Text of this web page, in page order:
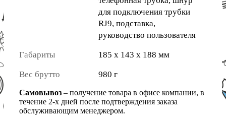
для подключения трубки
RJ9, подставка,
руководство пользователя
Габариты 185 x 143 x 188 мм
Вес брутто 980 г
Самовывоз – получение товара в офисе компании, в
течение 2-х дней после подтверждения заказа
обслуживающим менеджером.